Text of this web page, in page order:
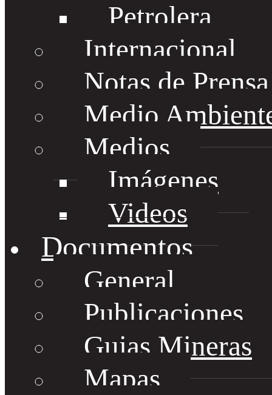
Petrolera
Internacional
Notas de
Medio
Medios
Imágenes
Videos
Documentos
General
Publicaciones
Guias Mineras
Mapas